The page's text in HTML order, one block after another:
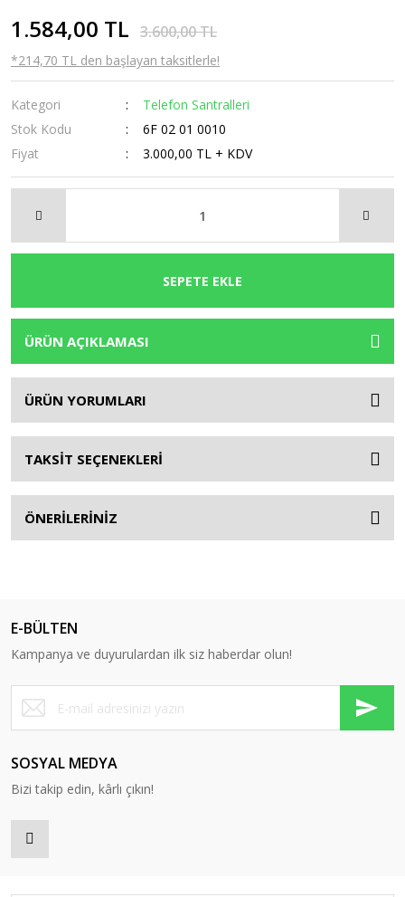
1.584,00 TL 3.600,00 TL
*214,70 TL den başlayan taksitlerle!
Kategori
Telefon Santralleri
Stok Kodu
6F 02 01 0010
Fiyat
3.000,00 TL + KDV
SEPETE EKLE
ÜRÜN AÇIKLAMASI
ÜRÜN YORUMLARI
TAKSİT SEÇENEKLERİ
ÖNERİLERİNİZ
E-BÜLTEN
Kampanya ve duyurulardan ilk siz haberdar olun!
SOSYAL MEDYA
Bizi takip edin, kârlı çıkın!